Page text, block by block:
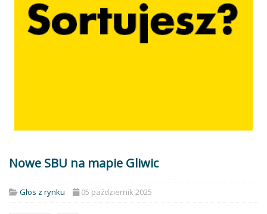
Nowe SBU na mapie Gliwic
Głos z rynku 05 październik 2025